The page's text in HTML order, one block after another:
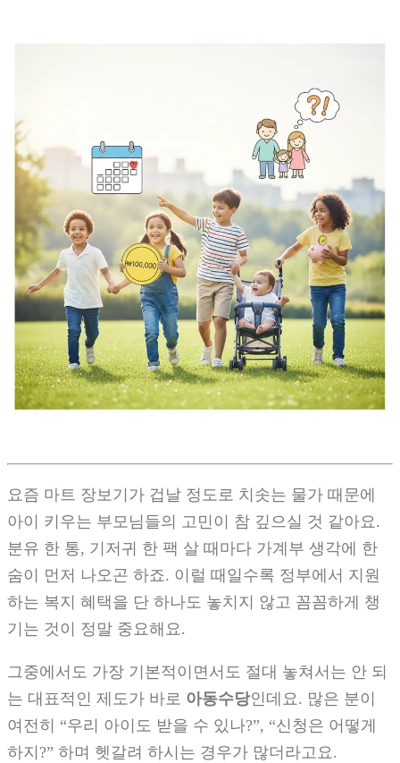
요즘 마트 장보기가 겁날 정도로 치솟는 물가 때문에
아이 키우는 부모님들의 고민이 참 깊으실 것 같아요.
분유 한 통, 기저귀 한 팩 살 때마다 가계부 생각에 한
숨이 먼저 나오곤 하죠. 이럴 때일수록 정부에서 지원
하는 복지 혜택을 단 하나도 놓치지 않고 꼼꼼하게 챙
기는 것이 정말 중요해요.
그중에서도 가장 기본적이면서도 절대 놓쳐서는 안 되
는 대표적인 제도가 바로 아동수당인데요. 많은 분이
여전히 “우리 아이도 받을 수 있나?”, “신청은 어떻게
하지?” 하며 헷갈려 하시는 경우가 많더라고요.